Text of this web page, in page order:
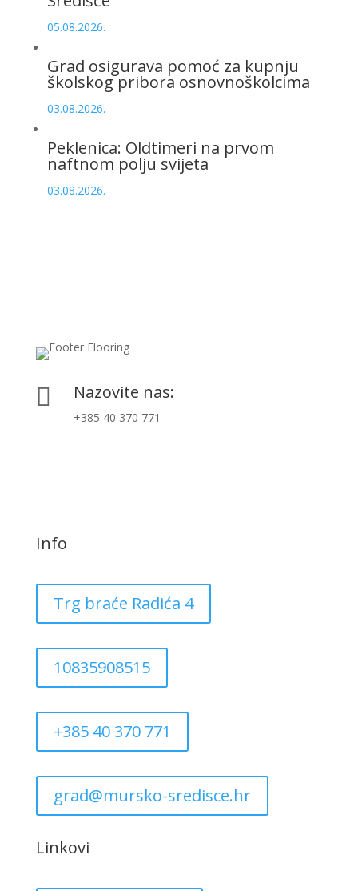
05.08.2026.
Grad osigurava pomoć za kupnju
školskog pribora osnovnoškolcima
03.08.2026.
Peklenica: Oldtimeri na prvom
naftnom polju svijeta
03.08.2026.
 Nazovite nas:
+385 40 370 771
Info
Trg braće Radića 4
10835908515
+385 40 370 771
grad@mursko-sredisce.hr
Linkovi